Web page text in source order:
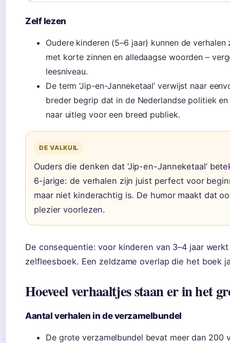
Zelf lezen
Oudere kinderen (5–6 jaar) kunnen de
met korte zinnen en alledaagse woorden –
leesniveau.
De term ‘Jip-en-Janneketaal’ verwijst naar
breder begrip dat in de Nederlandse politiek
naar uitleg voor een breed publiek.
DE VALKUIL
Ouders die denken dat ‘Jip-en-Janneketaal’
6-jarige: de verhalen zijn juist perfect voor
maar niet kinderachtig is. De humor maakt dat
plezier voorlezen.
De consequentie: voor kinderen van 3–4 jaar
zelfleesboek. Een zeldzame overlap die het boek
Hoeveel verhaaltjes staan er in het
Aantal verhalen in de verzamelbundel
De grote verzamelbundel bevat meer dan 200